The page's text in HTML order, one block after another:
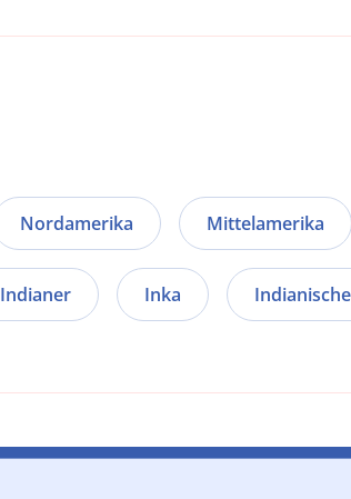
Nordamerika Mittelamerika
Indianer Inka